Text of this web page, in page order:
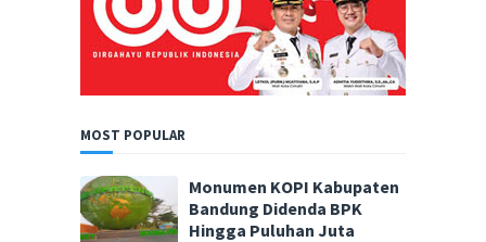
MOST POPULAR
Monumen KOPI Kabupaten
Bandung Didenda BPK
Hingga Puluhan Juta